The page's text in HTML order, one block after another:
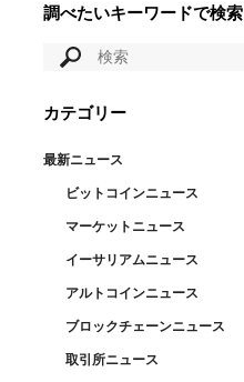
調べたいキーワードで検索
カテゴリー
最新ニュース
ビットコインニュース
マーケットニュース
イーサリアムニュース
アルトコインニュース
ブロックチェーンニュース
取引所ニュース